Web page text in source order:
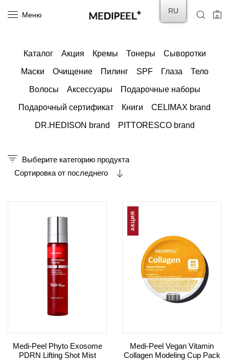
Меню 0
Выберите категорию продукта
Каталог Акция Кремы Тонеры Сыворотки
Маски Очищение Пилинг SPF Глаза Тело
Волосы Аксессуары Подарочные наборы
Подарочный сертификат Книги CELIMAX brand
DR.HEDISON brand PITTORESCO brand
Сортировка от последнего
Medi-Peel Phyto Exosome
PDRN Lifting Shot Mist
АКЦИЯ
Medi-Peel Vegan Vitamin
Collagen Modeling Cup Pack
RU